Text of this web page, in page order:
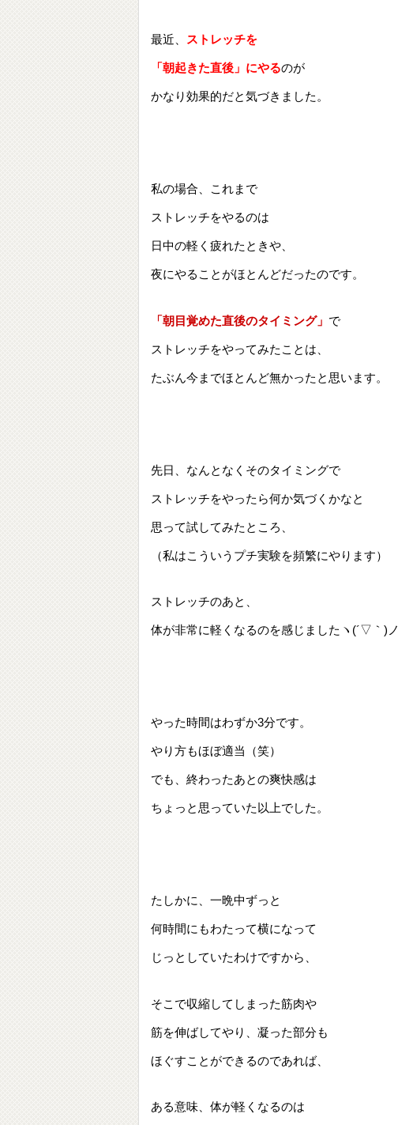
最近、 ストレッチを
「朝起きた直後」にやるのが
かなり効果的だと気づきました。
私の場合、これまで
ストレッチをやるのは
日中の軽く疲れたときや、
夜にやることがほとんどだったのです。
「朝目覚めた直後のタイミング」 で
ストレッチをやってみたことは、
たぶん今までほとんど無かったと思います。
先日、なんとなくそのタイミングで
ストレッチをやったら何か気づくかなと
思って試してみたところ、
（私はこういうプチ実験を頻繁にやります）
ストレッチのあと、
体が非常に軽くなるのを感じましたヽ(´▽｀)ノ
やった時間はわずか3分です。
やり方もほぼ適当（笑）
でも、終わったあとの爽快感は
ちょっと思っていた以上でした。
たしかに、一晩中ずっと
何時間にもわたって横になって
じっとしていたわけですから、
そこで収縮してしまった筋肉や
筋を伸ばしてやり、凝った部分も
ほぐすことができるのであれば、
ある意味、体が軽くなるのは